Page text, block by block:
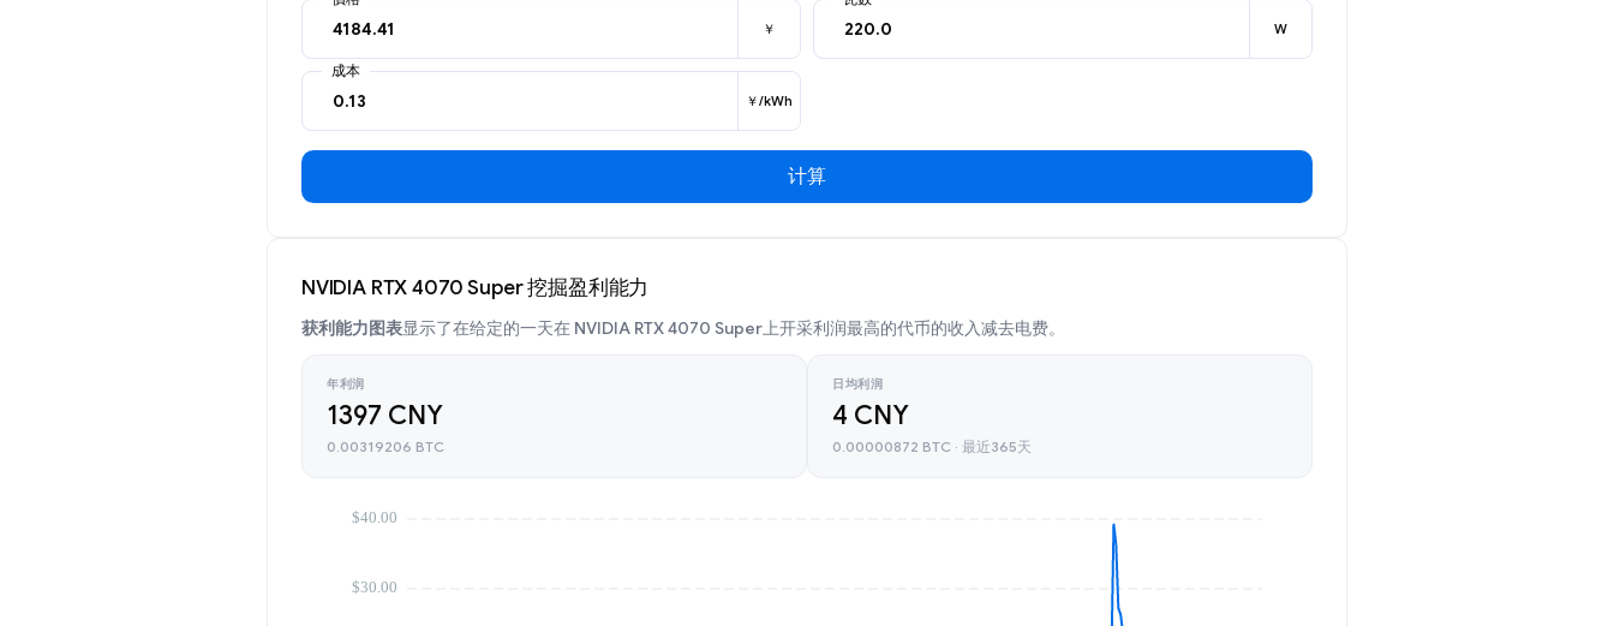
￥ W
成本
￥/kWh
计算
NVIDIA RTX 4070 Super 挖掘盈利能力
获利能力图表显示了在给定的一天在 NVIDIA RTX 4070 Super上开采利润最高的代币的收入减去电费。
年利润
1397 CNY
0.00319206 BTC
日均利润
4 CNY
0.00000872 BTC · 最近365天